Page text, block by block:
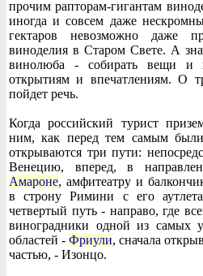
прочим рапторам-гигантам
иногда и совсем даже
гектаров невозможно даже
виноделия в Старом Свете. А
винолюба - собирать вещи и
открытиям и впечатлениям. О
пойдет речь.
Когда российский турист
ним, как перед тем самым
открываются три пути:
Венецию, вперед, в
Амароне, амфитеатру и
в строну Римини с его
четвертый путь - направо, где
виноградники одной из самых
областей - Фриули, сначала
частью, - Изонцо.